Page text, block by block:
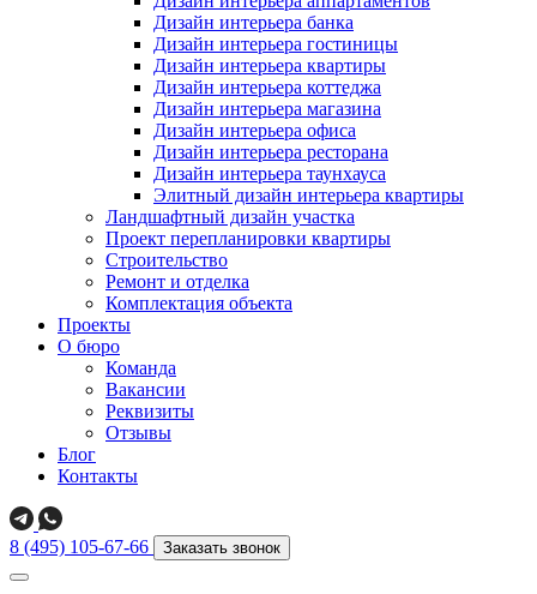
Дизайн интерьера банка
Дизайн интерьера гостиницы
Дизайн интерьера квартиры
Дизайн интерьера коттеджа
Дизайн интерьера магазина
Дизайн интерьера офиса
Дизайн интерьера ресторана
Дизайн интерьера таунхауса
Элитный дизайн интерьера квартиры
Ландшафтный дизайн участка
Проект перепланировки квартиры
Строительство
Ремонт и отделка
Комплектация объекта
Проекты
О бюро
Команда
Вакансии
Реквизиты
Отзывы
Блог
Контакты
8 (495) 105-67-66 Заказать звонок